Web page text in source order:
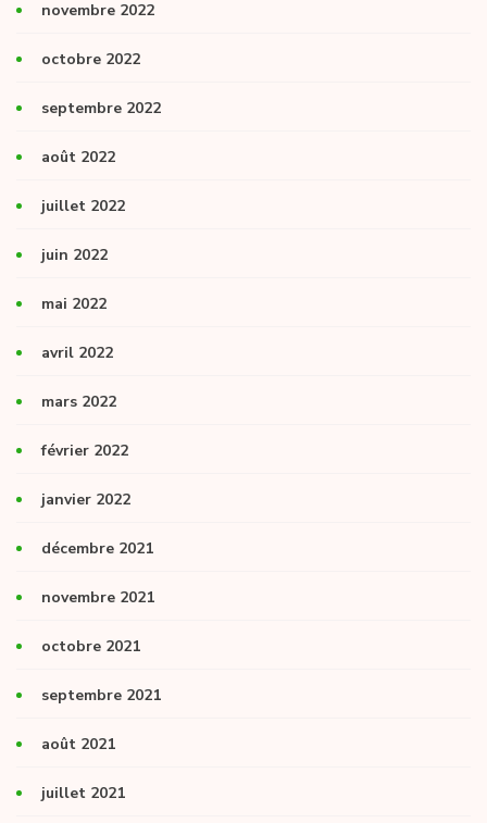
novembre 2022
octobre 2022
septembre 2022
août 2022
juillet 2022
juin 2022
mai 2022
avril 2022
mars 2022
février 2022
janvier 2022
décembre 2021
novembre 2021
octobre 2021
septembre 2021
août 2021
juillet 2021